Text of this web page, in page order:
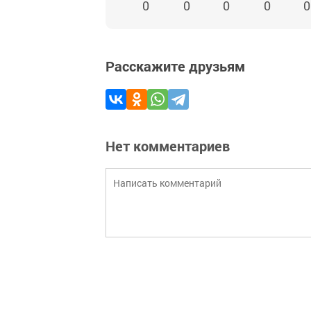
0 0 0 0 0
Расскажите друзьям
Нет комментариев